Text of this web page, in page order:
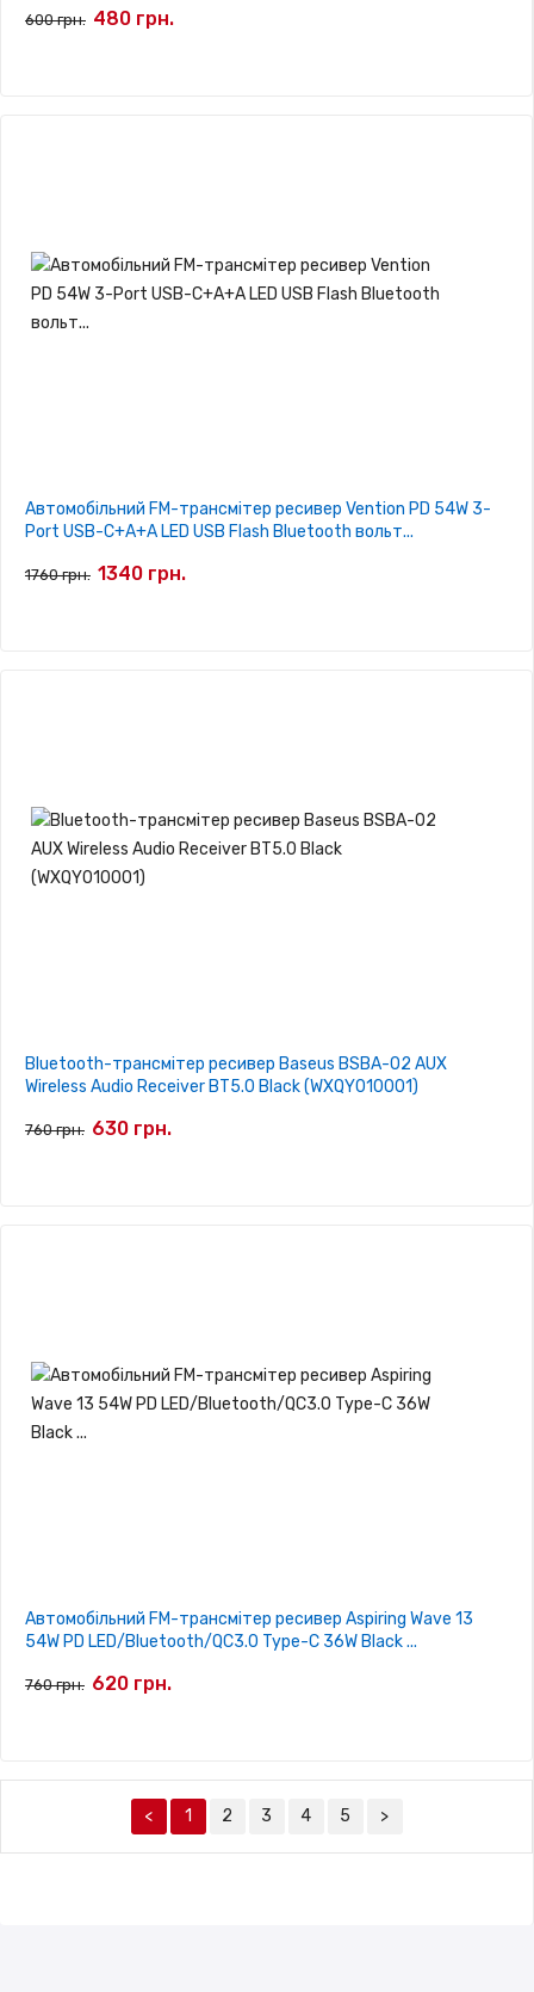
600 грн. 480 грн.
Автомобільний FM-трансмітер ресивер Vention PD 54W 3-
Port USB-C+A+A LED USB Flash Bluetooth вольт...
1760 грн. 1340 грн.
Bluetooth-трансмітер ресивер Baseus BSBA-02 AUX
Wireless Audio Receiver BT5.0 Black (WXQY010001)
760 грн. 630 грн.
Автомобільний FM-трансмітер ресивер Aspiring Wave 13
54W PD LED/Bluetooth/QC3.0 Type-C 36W Black ...
760 грн. 620 грн.
< 1 2 3 4 5 >